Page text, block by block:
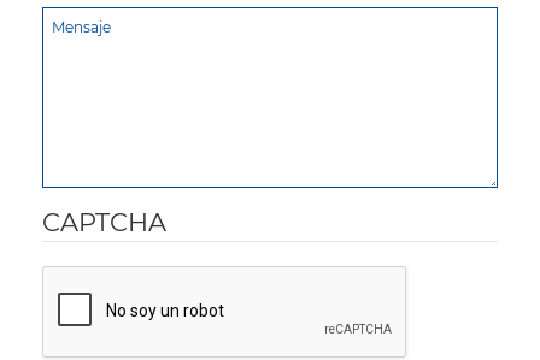
CAPTCHA